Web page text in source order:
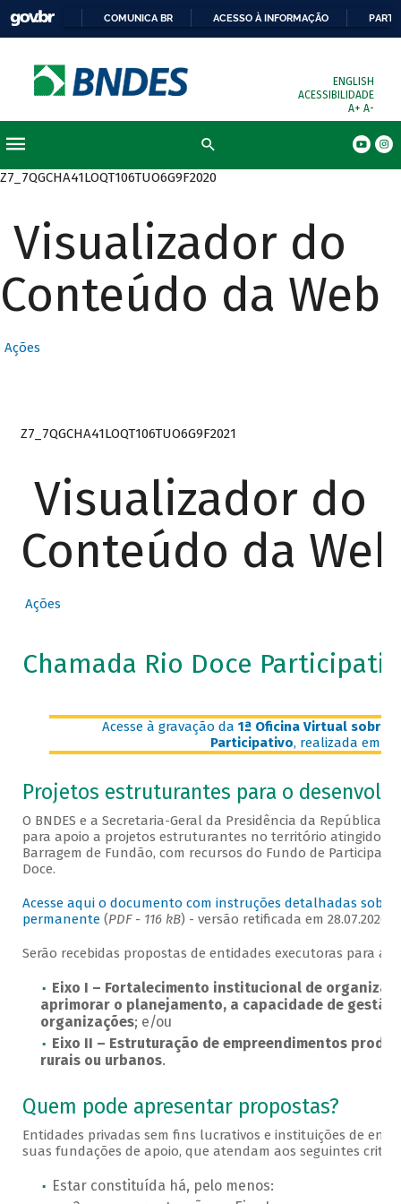
COMUNICA BR ACESSO À INFORMAÇÃO
ENGLISH
ACESSIBILIDADE
A+ A-
Z7_7QGCHA41LOQT106TUO6G9F2020
Visualizador do
Conteúdo da Web
Ações
Z7_7QGCHA41LOQT106TUO6G9F2021
Visualizador do
Conteúdo da Web
Ações
Chamada Rio Doce
Acesse à gravação da 1ª Oficina Virtual sobre
Participativo, realizada em
Projetos estruturantes para o
O BNDES e a Secretaria-Geral da Presidência da República
para apoio a projetos estruturantes no território atingido
Barragem de Fundão, com recursos do Fundo de
Doce.
Acesse aqui o documento com instruções detalhadas sobre
permanente(PDF - 116 kB) - versão retificada em 28.07.2026.
Serão recebidas propostas de entidades executoras para
Eixo I – Fortalecimento institucional de
aprimorar o planejamento, a capacidade de gestão
organizações; e/ou
Eixo II – Estruturação de empreendimentos
rurais ou urbanos.
Quem pode apresentar propostas?
Entidades privadas sem fins lucrativos e instituições de
suas fundações de apoio, que atendam aos seguintes
Estar constituída há, pelo menos: